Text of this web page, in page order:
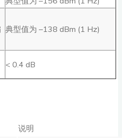
典型值为 –138 dBm (1 Hz)
< 0.4 dB
说明